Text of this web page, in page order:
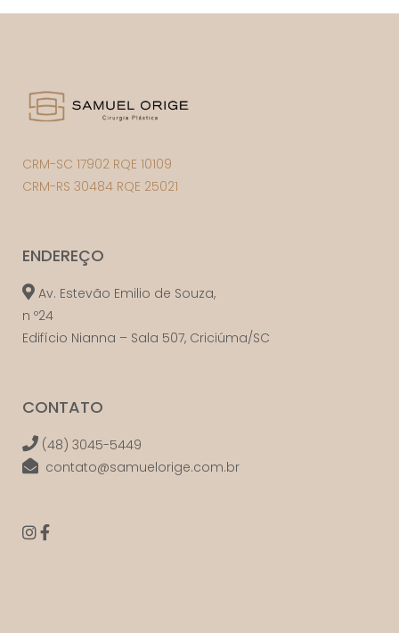
CRM-SC 17902 RQE 10109
CRM-RS 30484 RQE 25021
ENDEREÇO
Av. Estevão Emilio de Souza,
n º24
Edifício Nianna – Sala 507, Criciúma/SC
CONTATO
(48) 3045-5449
contato@samuelorige.com.br